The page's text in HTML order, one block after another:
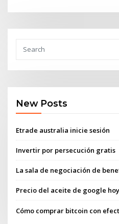
New Posts
Etrade australia inicie sesión
Invertir por persecución gratis
La sala de negociación de
Precio del aceite de google hoy
Cómo comprar bitcoin con